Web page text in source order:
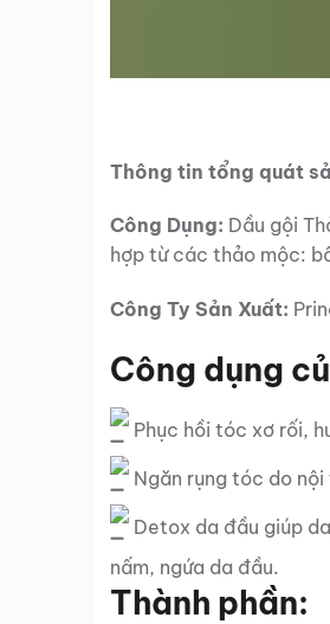
Thông tin tổng quát
Công Dụng: Dầu gội
hợp từ các thảo mộc:
Công Ty Sản Xuất:
Công dụng
Phục hồi tóc xơ rối,
Ngăn rụng tóc do
Detox da đầu giúp
nấm, ngứa da đầu.
Thành phần: